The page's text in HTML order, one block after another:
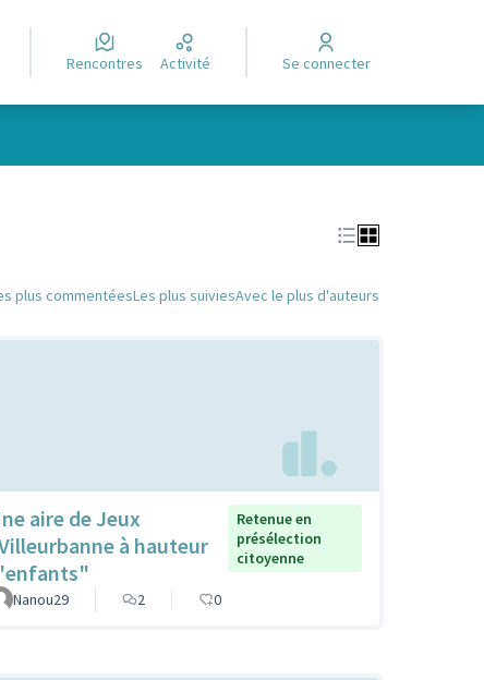
Rencontres Activité Se connecter
plus commentéesLes plus suiviesAvec le plus d'auteurs
aire de Jeux
à hauteur
Retenue en
présélection
citoyenne
Nanou29 2 0